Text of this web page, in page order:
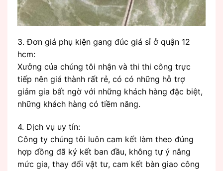
3. Đơn giá phụ kiện gang đúc giá sỉ ở quận 12
hcm:
Xưởng của chúng tôi nhận và thi thi công trực
tiếp nên giá thành rất rẻ, có có những hỗ trợ
giảm gia bất ngờ với những khách hàng đặc biệt,
những khách hàng có tiềm năng.
4. Dịch vụ uy tín:
Công ty chúng tôi luôn cam kết làm theo đúng
hợp đồng đã ký kết ban đầu, không tự ý nâng
mức gia, thay đổi vật tư, cam kết bàn giao công